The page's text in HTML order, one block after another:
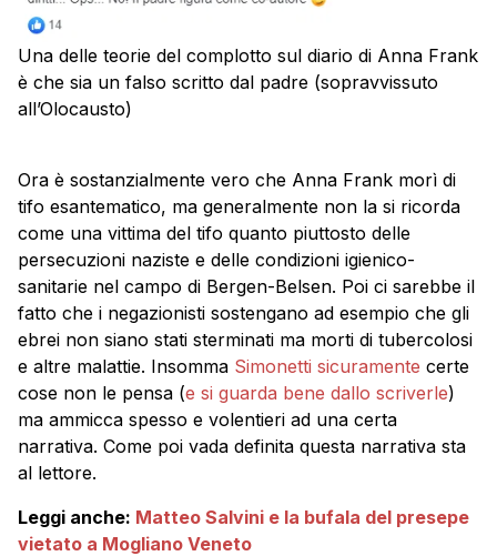
Una delle teorie del complotto sul diario di Anna Frank
è che sia un falso scritto dal padre (sopravvissuto
all’Olocausto)
Ora è sostanzialmente vero che Anna Frank morì di
tifo esantematico, ma generalmente non la si ricorda
come una vittima del tifo quanto piuttosto delle
persecuzioni naziste e delle condizioni igienico-
sanitarie nel campo di Bergen-Belsen. Poi ci sarebbe il
fatto che i negazionisti sostengano ad esempio che gli
ebrei non siano stati sterminati ma morti di tubercolosi
e altre malattie. Insomma Simonetti sicuramente certe
cose non le pensa (e si guarda bene dallo scriverle)
ma ammicca spesso e volentieri ad una certa
narrativa. Come poi vada definita questa narrativa sta
al lettore.
Leggi anche: Matteo Salvini e la bufala del presepe
vietato a Mogliano Veneto